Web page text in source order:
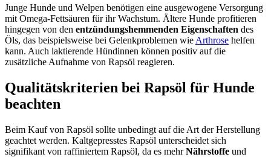
Junge Hunde und Welpen benötigen eine ausgewogene Versorgung
mit Omega-Fettsäuren für ihr Wachstum. Ältere Hunde profitieren
hingegen von den entzündungshemmenden Eigenschaften des
Öls, das beispielsweise bei Gelenkproblemen wie Arthrose helfen
kann. Auch laktierende Hündinnen können positiv auf die
zusätzliche Aufnahme von Rapsöl reagieren.
Qualitätskriterien bei Rapsöl für Hunde
beachten
Beim Kauf von Rapsöl sollte unbedingt auf die Art der Herstellung
geachtet werden. Kaltgepresstes Rapsöl unterscheidet sich
signifikant von raffiniertem Rapsöl, da es mehrNährstoffe und